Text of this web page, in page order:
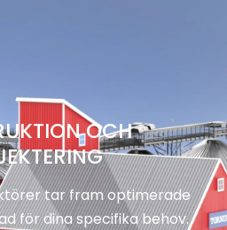
OCH
tar fram optimerade
för dina specifika behov.